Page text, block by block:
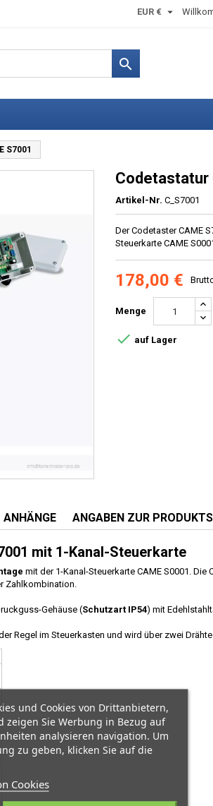
EUR € 

S7001
Codetastatur
Artikel-Nr. C_S7001
Der Codetaster CAME
Steuerkarte CAME
178,00 €
Menge
 auf Lager
ANHÄNGE ANGABEN ZUR
mit 1-Kanal-Steuerkarte
mit der 1-Kanal-Steuerkarte CAME S0001.
Zahlkombination.
Gehäuse (Schutzart IP54) mit
Regel im Steuerkasten und wird über zwei
und Cookies von Drittanbietern,
zeigen Sie Werbung in Bezug auf
analysieren navigation. Um
zu geben, klicken Sie auf die
Cookies